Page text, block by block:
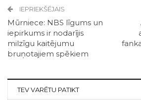
IEPRIEKŠĒJAIS
Mūrniece: NBS līgums un
iepirkums ir nodarījis
milzīgu kaitējumu
bruņotajiem spēkiem
TEV VARĒTU PATIKT